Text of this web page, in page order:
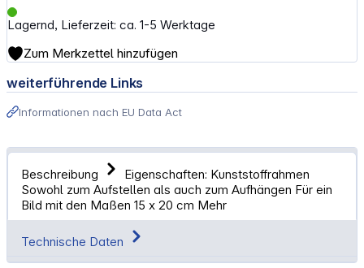
Lagernd, Lieferzeit: ca. 1-5 Werktage
Zum Merkzettel hinzufügen
weiterführende Links
Informationen nach EU Data Act
Beschreibung
Eigenschaften: Kunststoffrahmen
Sowohl zum Aufstellen als auch zum Aufhängen Für ein
Bild mit den Maßen 15 x 20 cm Mehr
Technische Daten